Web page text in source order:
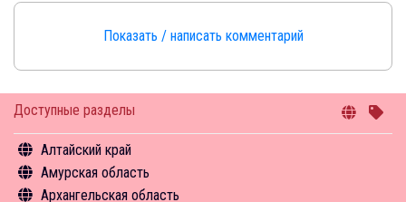
Доступные разделы
Алтайский край
Общая информация
Объекты туристского притяжения
Амурская область
Общая информация
Архангельская область
Показать / написать комментарий